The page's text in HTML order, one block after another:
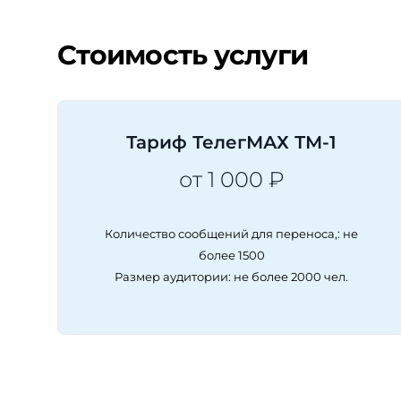
Стоимость услуги
Тариф ТелегМАХ ТМ-1
от 1 000 ₽
Количество сообщений для переноса,: не
более 1500
Размер аудитории: не более 2000 чел.